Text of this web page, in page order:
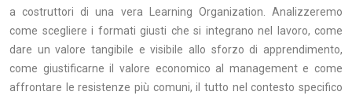
a costruttori di una vera Learning Organization. Analizzeremo
come scegliere i formati giusti che si integrano nel lavoro, come
dare un valore tangibile e visibile allo sforzo di apprendimento,
come giustificarne il valore economico al management e come
affrontare le resistenze più comuni, il tutto nel contesto specifico